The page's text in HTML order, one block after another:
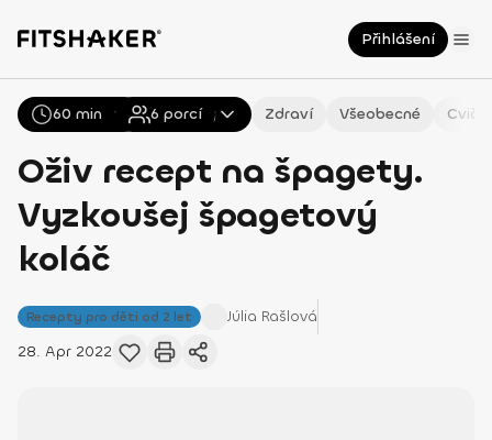
Přihlášení
Všechny Recepty Zdraví Všeobecné
Oživ recept na špagety.
Vyzkoušej špagetový
koláč
Recepty pro děti od 2 let Júlia Rašlová
28. Apr 2022
60 min 6 porcí